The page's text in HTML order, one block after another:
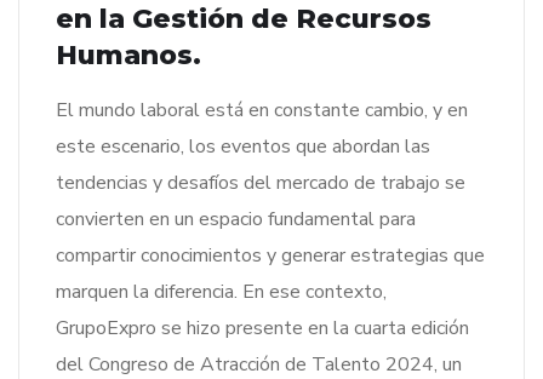
en la Gestión de Recursos
Humanos.
El mundo laboral está en constante cambio, y en
este escenario, los eventos que abordan las
tendencias y desafíos del mercado de trabajo se
convierten en un espacio fundamental para
compartir conocimientos y generar estrategias que
marquen la diferencia. En ese contexto,
GrupoExpro se hizo presente en la cuarta edición
del Congreso de Atracción de Talento 2024, un